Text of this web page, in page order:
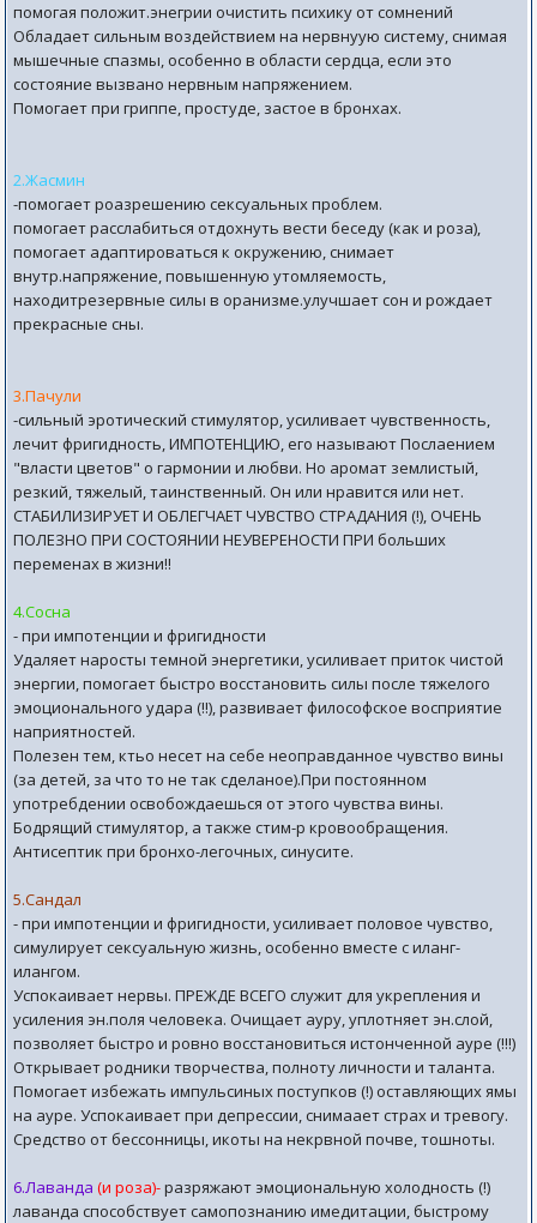
помогая положит.энегрии очистить психику от сомнений
Обладает сильным воздействием на нервнуую систему, снимая
мышечные спазмы, особенно в области сердца, если это
состояние вызвано нервным напряжением.
Помогает при гриппе, простуде, застое в бронхах.
2.Жасмин
-помогает роазрешению сексуальных проблем.
помогает расслабиться отдохнуть вести беседу (как и роза),
помогает адаптироваться к окружению, снимает
внутр.напряжение, повышенную утомляемость,
находитрезервные силы в оранизме.улучшает сон и рождает
прекрасные сны.
3.Пачули
-сильный эротический стимулятор, усиливает чувственность,
лечит фригидность, ИМПОТЕНЦИЮ, его называют Послаением
"власти цветов" о гармонии и любви. Но аромат землистый,
резкий, тяжелый, таинственный. Он или нравится или нет.
СТАБИЛИЗИРУЕТ И ОБЛЕГЧАЕТ ЧУВСТВО СТРАДАНИЯ (!), ОЧЕНЬ
ПОЛЕЗНО ПРИ СОСТОЯНИИ НЕУВЕРЕНОСТИ ПРИ больших
переменах в жизни!!
4.Сосна
- при импотенции и фригидности
Удаляет наросты темной энергетики, усиливает приток чистой
энергии, помогает быстро восстановить силы после тяжелого
эмоционального удара (!!), развивает философское восприятие
наприятностей.
Полезен тем, ктьо несет на себе неоправданное чувство вины
(за детей, за что то не так сделаное).При постоянном
употребдении освобождаешься от этого чувства вины.
Бодрящий стимулятор, а также стим-р кровообращения.
Антисептик при бронхо-легочных, синусите.
5.Сандал
- при импотенции и фригидности, усиливает половое чувство,
симулирует сексуальную жизнь, особенно вместе с иланг-
илангом.
Успокаивает нервы. ПРЕЖДЕ ВСЕГО служит для укрепления и
усиления эн.поля человека. Очищает ауру, уплотняет эн.слой,
позволяет быстро и ровно восстановиться истонченной ауре (!!!)
Открывает родники творчества, полноту личности и таланта.
Помогает избежать импульсиных поступков (!) оставляющих ямы
на ауре. Успокаивает при депрессии, снимаает страх и тревогу.
Средство от бессонницы, икоты на некрвной почве, тошноты.
6.Лаванда (и роза)-разряжают эмоциональную холодность (!)
лаванда способствует самопознанию имедитации, быстрому